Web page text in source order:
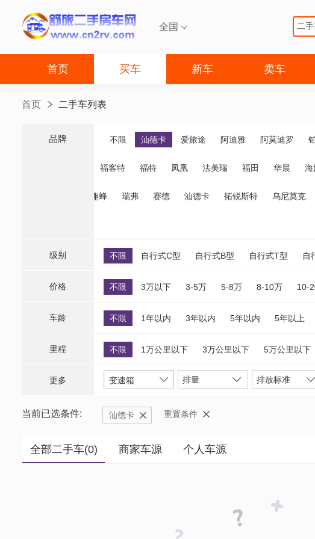
全国 
首页 买车 新车 卖车
首页 二手车列表
品牌 不限 汕德卡 爱旅途 阿迪雅 阿莫迪罗
福客特 福特 凤凰 法美瑞 福田 华晨 海
趣蜂 瑞弗 赛德 汕德卡 拓锐斯特 乌尼莫克
品牌
级别 不限 自行式C型 自行式B型 自行式T型 自
价格 不限 3万以下 3-5万 5-8万 8-10万 10-
车龄 不限 1年以内 3年以内 5年以内 5年以上
里程 不限 1万公里以下 3万公里以下 5万公里以下
更多 变速箱 排量 排放标准
当前已选条件: 汕德卡 重置条件
全部二手车(0) 商家车源 个人车源